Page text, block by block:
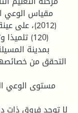
مقياس الوعي
(2012)،
(120)
التحقق من